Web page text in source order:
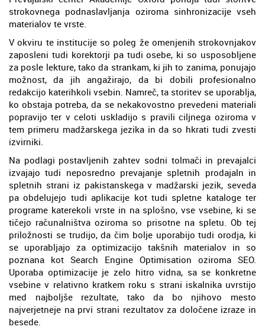
strokovnega podnaslavljanja oziroma sinhronizacije vseh
materialov te vrste.
V okviru te institucije so poleg že omenjenih strokovnjakov
zaposleni tudi korektorji pa tudi osebe, ki so usposobljene
za posle lekture, tako da strankam, ki jih to zanima, ponujajo
možnost, da jih angažirajo, da bi dobili profesionalno
redakcijo katerihkoli vsebin. Namreč, ta storitev se uporablja,
ko obstaja potreba, da se nekakovostno prevedeni materiali
popravijo ter v celoti uskladijo s pravili ciljnega oziroma v
tem primeru madžarskega jezika in da so hkrati tudi zvesti
izvirniki.
Na podlagi postavljenih zahtev sodni tolmači in prevajalci
izvajajo tudi neposredno prevajanje spletnih prodajaln in
spletnih strani iz pakistanskega v madžarski jezik, seveda
pa obdelujejo tudi aplikacije kot tudi spletne kataloge ter
programe katerekoli vrste in na splošno, vse vsebine, ki se
tičejo računalništva oziroma so prisotne na spletu. Ob tej
priložnosti se trudijo, da čim bolje uporabijo tudi orodja, ki
se uporabljajo za optimizacijo takšnih materialov in so
poznana kot Search Engine Optimisation oziroma SEO.
Uporaba optimizacije je zelo hitro vidna, sa se konkretne
vsebine v relativno kratkem roku s strani iskalnika uvrstijo
med najboljše rezultate, tako da bo njihovo mesto
najverjetneje na prvi strani rezultatov za določene izraze in
besede.